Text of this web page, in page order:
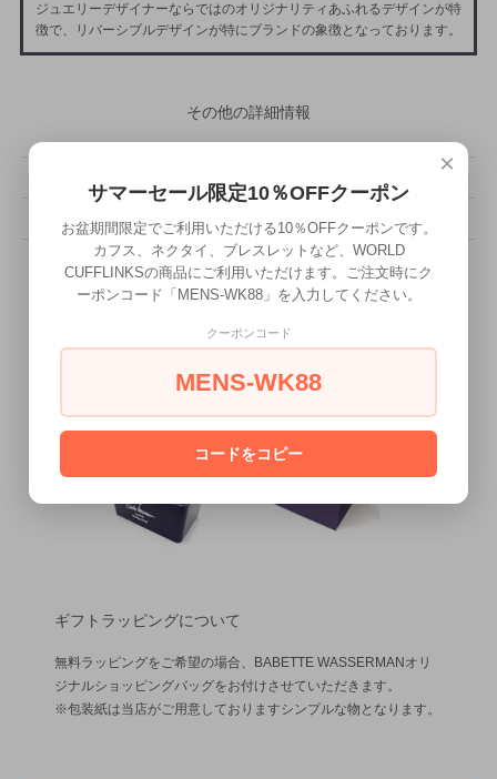
ジュエリーデザイナーならではのオリジナリティあふれるデザインが特
徴で、リバーシブルデザインが特にブランドの象徴となっております。
その他の詳細情報
型番 CUF-6000
ギフトラッピングについて
無料ラッピングをご希望の場合、BABETTE WASSERMANオリ
ジナルショッピングバッグをお付けさせていただきます。
※包装紙は当店がご用意しておりますシンプルな物となります。
×
サマーセール限定10％OFFクーポン
お盆期間限定でご利用いただける10％OFFクーポンです。
カフス、ネクタイ、ブレスレットなど、WORLD
CUFFLINKSの商品にご利用いただけます。ご注文時にク
ーポンコード「MENS-WK88」を入力してください。
クーポンコード
MENS-WK88
コードをコピー